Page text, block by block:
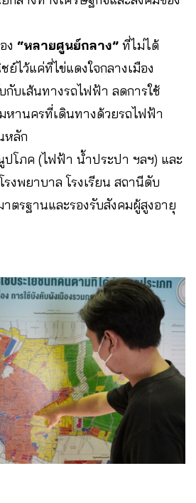
ง “หลายศูนย์กลาง” ที่ไม่ได้
ไว้แค่ที่ไข่แดงใจกลางเมือง
กับเส้นทางรถไฟฟ้า ลดการใช้
หานครที่เดินทางด้วยรถไฟฟ้า
หลัก
ปโภค (ไฟฟ้า น้ำประปา ฯลฯ) และ
งพยาบาล โรงเรียน สถานีดับ
าตรฐานและรองรับสังคมผู้สูงอายุ